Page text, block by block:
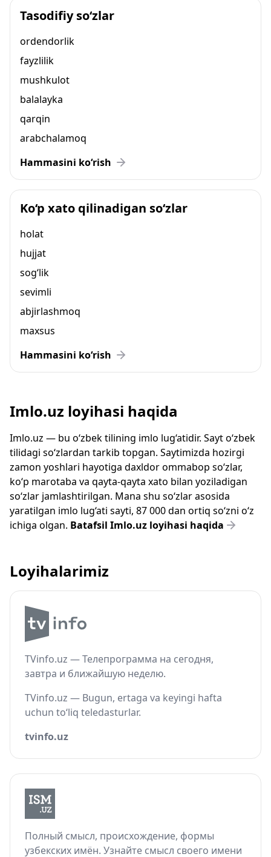
Tasodifiy so‘zlar
ordendorlik
fayzlilik
mushkulot
balalayka
qarqin
arabchalamoq
Hammasini ko‘rish
Ko‘p xato qilinadigan so‘zlar
holat
hujjat
sog‘lik
sevimli
abjirlashmoq
maxsus
Hammasini ko‘rish
Imlo.uz loyihasi haqida
Imlo.uz — bu o‘zbek tilining imlo lug‘atidir. Sayt o‘zbek
tilidagi so‘zlardan tarkib topgan. Saytimizda hozirgi
zamon yoshlari hayotiga daxldor ommabop so‘zlar,
ko‘p marotaba va qayta-qayta xato bilan yoziladigan
so‘zlar jamlashtirilgan. Mana shu so‘zlar asosida
yaratilgan imlo lug‘ati sayti, 87 000 dan ortiq so‘zni o‘z
ichiga olgan. Batafsil Imlo.uz loyihasi haqida
Loyihalarimiz
TVinfo.uz — Телепрограмма на сегодня,
завтра и ближайшую неделю.
TVinfo.uz — Bugun, ertaga va keyingi hafta
uchun to‘liq teledasturlar.
tvinfo.uz
Полный смысл, происхождение, формы
узбекских имён. Узнайте смысл своего имени